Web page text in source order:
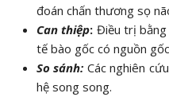
đoán chấn thương sọ
Can thiệp: Điều trị bằng
tế bào gốc có nguồn
So sánh: Các nghiên
hệ song song.